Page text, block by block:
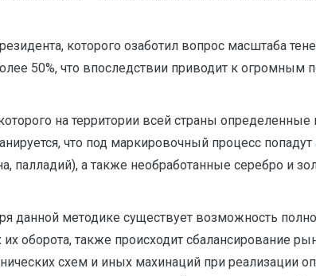
которого озаботил вопрос масштаба
50%, что впоследствии приводит к огромным
на территории всей страны
что под маркировочный процесс
а также необработанные серебро и
данной методике существует возможность
оборота, также происходит сбалансирование
схем и иных махинаций при реализации